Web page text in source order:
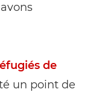
de
un point de